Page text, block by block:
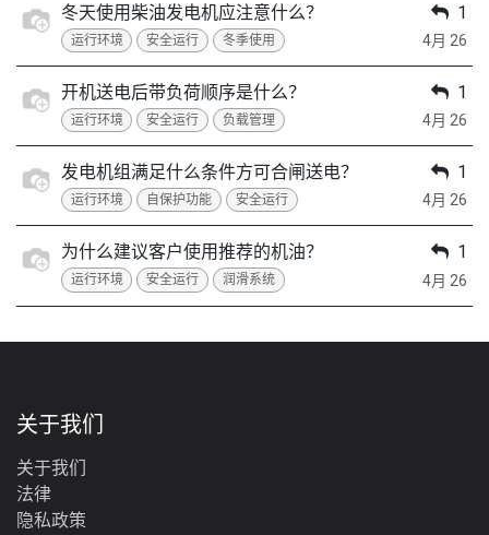
冬天使用柴油发电机应注意什么？
运行环境 安全运行 冬季使用
1
4月 26
开机送电后带负荷顺序是什么？
运行环境 安全运行 负载管理
1
4月 26
发电机组满足什么条件方可合闸送电？
运行环境 自保护功能 安全运行
1
4月 26
为什么建议客户使用推荐的机油？
运行环境 安全运行 润滑系统
1
4月 26
关于我们
关于我们
法律
‎隐私政策‎